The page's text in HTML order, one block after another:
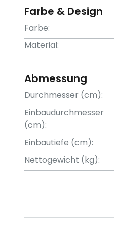
Farbe & Design
Farbe:
Material:
Abmessung
Durchmesser (cm):
Einbaudurchmesser
(cm):
Einbautiefe (cm):
Nettogewicht (kg):